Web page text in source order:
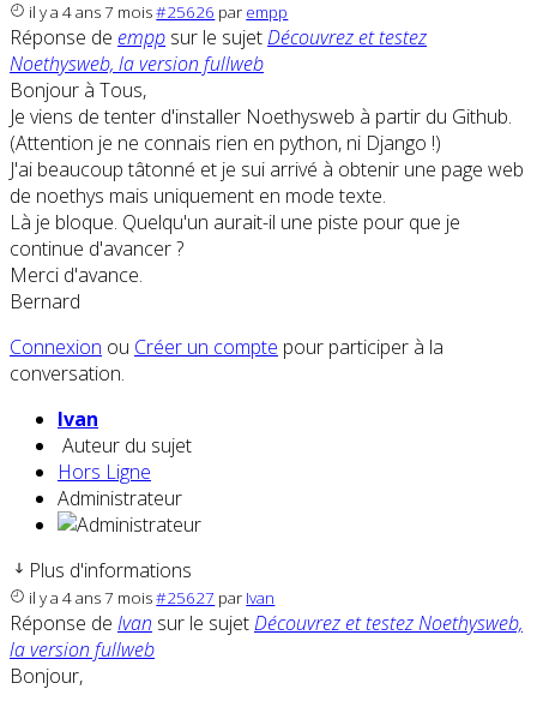
il y a 4 ans 7 mois#25626 par empp
Réponse de empp sur le sujetDécouvrez et testez
Noethysweb, la version fullweb
Bonjour à Tous,
Je viens de tenter d'installer Noethysweb à partir du Github.
(Attention je ne connais rien en python, ni Django !)
J'ai beaucoup tâtonné et je sui arrivé à obtenir une page web
de noethys mais uniquement en mode texte.
Là je bloque. Quelqu'un aurait-il une piste pour que je
continue d'avancer ?
Merci d'avance.
Bernard
Connexion ou Créer un compte pour participer à la
conversation.
Ivan
Auteur du sujet
Hors Ligne
Administrateur
Plus d'informations
il y a 4 ans 7 mois#25627 par Ivan
Réponse de Ivan sur le sujetDécouvrez et testez Noethysweb,
la version fullweb
Bonjour,